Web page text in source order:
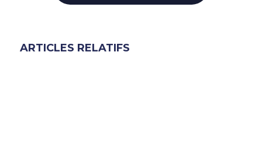
ARTICLES RELATIFS